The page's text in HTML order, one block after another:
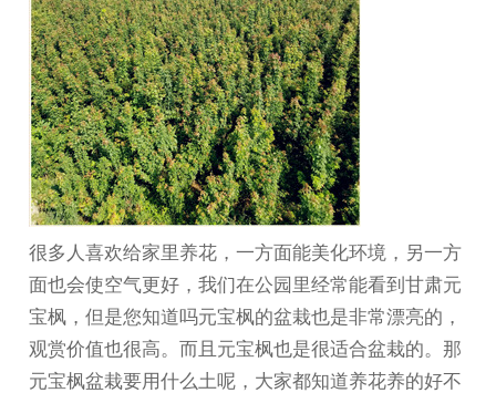
很多人喜欢给家里养花，一方面能美化环境，另一方
面也会使空气更好，我们在公园里经常能看到甘肃元
宝枫 ，但是您知道吗元宝枫的盆栽也是非常漂亮的，
观赏价值也很高。而且元宝枫也是很适合盆栽的。那
元宝枫盆栽要用什么土呢，大家都知道养花养的好不